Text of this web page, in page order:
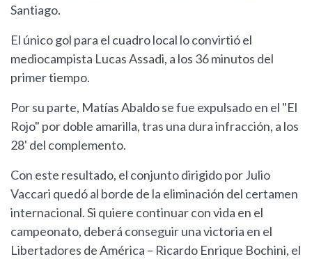
Santiago.
El único gol para el cuadro local lo convirtió el
mediocampista Lucas Assadi, a los 36 minutos del
primer tiempo.
Por su parte, Matías Abaldo se fue expulsado en el "El
Rojo" por doble amarilla, tras una dura infracción, a los
28' del complemento.
Con este resultado, el conjunto dirigido por Julio
Vaccari quedó al borde de la eliminación del certamen
internacional. Si quiere continuar con vida en el
campeonato, deberá conseguir una victoria en el
Libertadores de América – Ricardo Enrique Bochini, el